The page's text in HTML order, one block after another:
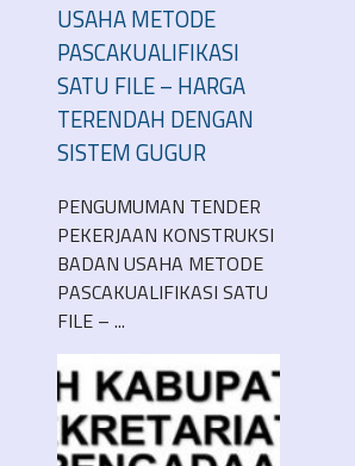
USAHA METODE
PASCAKUALIFIKASI
SATU FILE – HARGA
TERENDAH DENGAN
SISTEM GUGUR
PENGUMUMAN TENDER
PEKERJAAN KONSTRUKSI
BADAN USAHA METODE
PASCAKUALIFIKASI SATU
FILE – ...